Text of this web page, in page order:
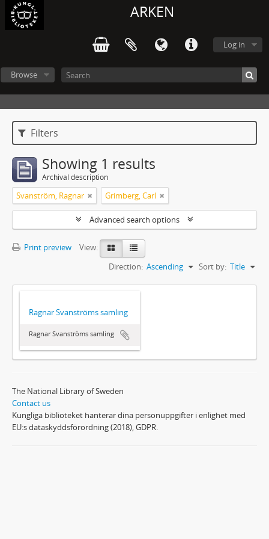
ARKEN
Log in
Browse
Filters
Showing 1 results
Archival description
Svanström, Ragnar Grimberg, Carl
Advanced search options
Print preview
View:
Sort by: Title
Direction: Ascending
Ragnar Svanströms samling
Ragnar Svanströms samling
The National Library of Sweden
Contact us
Kungliga biblioteket hanterar dina personuppgifter i enlighet med
EU:s dataskyddsförordning (2018), GDPR.